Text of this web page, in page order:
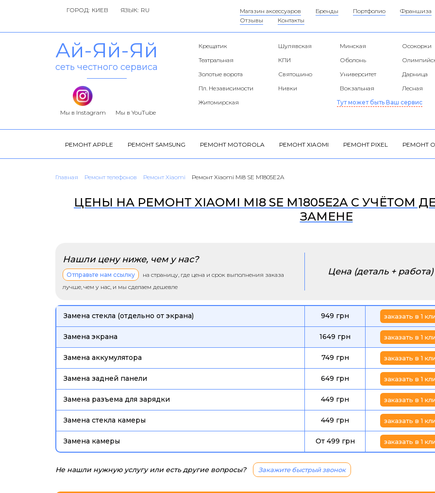
ГОРОД: ЯЗЫК: Магазин аксессуаров Бренды Портфолио Франшиза
Отзывы
Контакты
Ай-Яй-Яй
сеть честного сервиса
Мы в Instagram Мы в YouTube
Крещатик Шулявская Минская
Осокорки
Театральная
КПИ Оболонь
Золотые ворота
Святошино Университет
Дарница
Пл. Независимости
Нивки Вокзальная
Лесная
Житомирская
Тут может быть Ваш сервис
РЕМОНТ APPLE РЕМОНТ SAMSUNG РЕМОНТ MOTOROLA РЕМОНТ XIAOMI РЕМОНТ PIXEL РЕМОНТ
Главная Ремонт телефонов Ремонт Xiaomi Ремонт Xiaomi Mi8 SE M1805E2A
ЦЕНЫ НА РЕМОНТ XIAOMI MI8 SE M1805E2A С УЧЁТОМ
ЗАМЕНЕ
Нашли цену ниже, чем у нас?
Отправьте нам ссылку
на страницу, где цена и срок выполнения заказа
лучше, чем у нас, и мы сделаем дешевле
Цена (деталь + работа)
Замена стекла (отдельно от экрана) 949 грн заказать в 1
Замена экрана 1649 грн заказать в 1
Замена аккумулятора 749 грн заказать в 1
Замена задней панели 649 грн заказать в 1
Замена разъема для зарядки 449 грн заказать в 1
Замена стекла камеры 449 грн заказать в 1
Замена камеры От 499 грн заказать в 1
Не нашли нужную услугу или есть другие вопросы? Закажите быстрый звонок